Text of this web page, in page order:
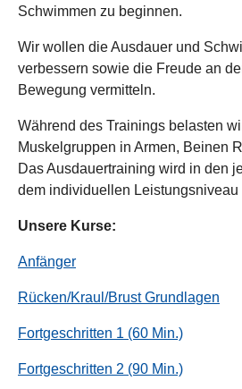
Schwimmen zu beginnen.
Wir wollen die Ausdauer und
verbessern sowie die Freude an
Bewegung vermitteln.
Während des Trainings belasten
Muskelgruppen in Armen, Beinen
Das Ausdauertraining wird in den
dem individuellen Leistungsniveau
Unsere Kurse:
Anfänger
Rücken/Kraul/Brust Grundlagen
Fortgeschritten 1 (60 Min.)
Fortgeschritten 2 (90 Min.)